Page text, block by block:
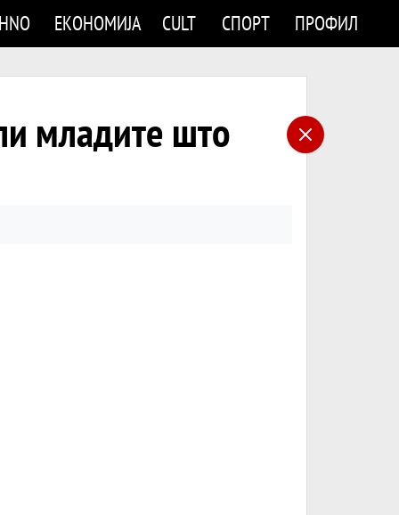
ЕКОНОМИЈА CULT СПОРТ ПРОФИЛ
младите што